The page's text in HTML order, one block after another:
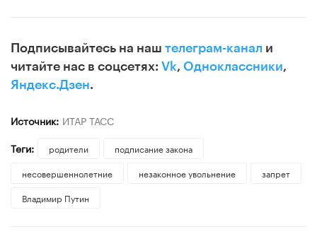
Подписывайтесь на наш телеграм-канал и
читайте нас в соцсетях: Vk, Одноклассники,
Яндекс.Дзен.
Источник: ИТАР ТАСС
Теги:
родители
подписание закона
несовершеннолетние
незаконное увольнение
запрет
Владимир Путин